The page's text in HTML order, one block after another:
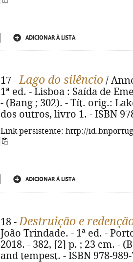
ADICIONAR À LISTA
17 -Lago do silêncio /
1ª ed. - Lisboa : Saída de
- (Bang ; 302). - Tít. orig.:
dos outros, livro 1. - ISBN
Link persistente: http://
ADICIONAR À LISTA
18 -Destruição e
João Trindade. - 1ª ed. -
2018. - 382, [2] p. ; 23 cm. -
and tempest. - ISBN 978-